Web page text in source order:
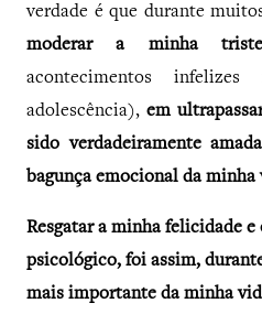
verdade é que durante
moderar a minha
acontecimentos
adolescência), em
sido verdadeiramente amada
bagunça emocional da minha
Resgatar a minha felicidade e
psicológico, foi assim,
mais importante da minha